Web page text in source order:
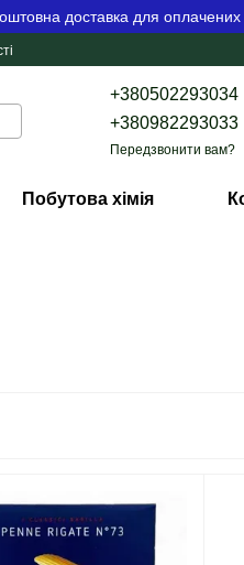
доставка для
+380502293034
+380982293033
Передзвонити вам?
Побутова хімія